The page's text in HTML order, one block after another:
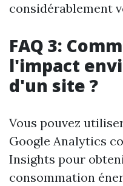
considérablement
FAQ 3:
l'impact
d'un site ?
Vous pouvez
Google Analytics
Insights pour
consommation